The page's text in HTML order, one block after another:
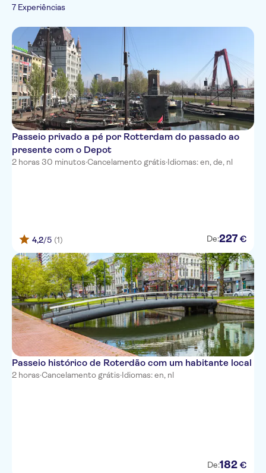
Tour privado
Voucher eletrônico
monumentos
Imperdíveis
Francês
Italiano
7 Experiências
Passeio privado a pé por Rotterdam do passado ao
presente com o Depot
2 horas 30 minutos·Cancelamento grátis·Idiomas: en, de, nl
4,2/5 (1) De:227 €
Passeio histórico de Roterdão com um habitante local
2 horas·Cancelamento grátis·Idiomas: en, nl
De:182 €